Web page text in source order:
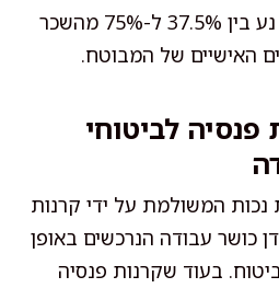
בדרך כלל, אחוז הקצבה נע בין 37.5% ל-75% מהשכר
האישיים של המבוטח.
פנסיה לביטוחי
נכות המשולמת על ידי קרנות
כושר עבודה הנרכשים באופן
בעוד שקרנות פנסיה